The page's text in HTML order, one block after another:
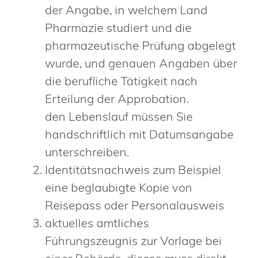
der Angabe, in welchem Land
Pharmazie studiert und die
pharmazeutische Prüfung abgelegt
wurde, und genauen Angaben über
die berufliche Tätigkeit nach
Erteilung der Approbation.
den Lebenslauf müssen Sie
handschriftlich mit Datumsangabe
unterschreiben.
Identitätsnachweis zum Beispiel
eine beglaubigte Kopie von
Reisepass oder Personalausweis
aktuelles amtliches
Führungszeugnis zur Vorlage bei